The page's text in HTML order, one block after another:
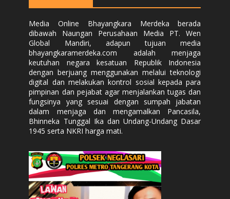
Media Online Bhayangkara Merdeka berada
dibawah Naungan Perusahaan Media PT. Wen
Global Mandiri, adapun tujuan media
bhayangkaramerdeka.com adalah menjaga
keutuhan negara kesatuan Republik Indonesia
dengan berjuang menggunakan melalui teknologi
digital dan melakukan kontrol sosial kepada para
pimpinan dan pejabat agar menjalankan tugas dan
fungsinya yang sesuai dengan sumpah jabatan
dalam menjaga dan mengamalkan Pancasila,
Bhinneka Tunggal Ika dan Undang-Undang Dasar
1945 serta NKRI harga mati.